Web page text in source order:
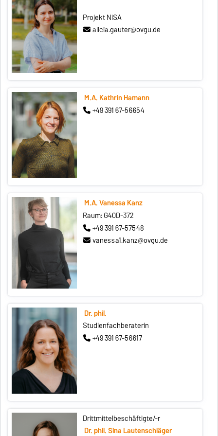
Projekt NiSA
alicia.gauter@ovgu.de
M.A. Kathrin Hamann
+49 391 67-56654
M.A. Vanessa Kanz
Raum: G40D-372
+49 391 67-57548
vanessa1.kanz@ovgu.de
Dr. phil.
Studienfachberaterin
+49 391 67-56617
Drittmittelbeschäftigte/-r
Dr. phil. Sina Lautenschläger